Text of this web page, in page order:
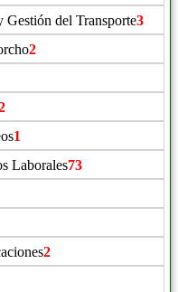
del Transporte3
2
1
Laborales73
2